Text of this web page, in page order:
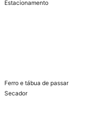
Estacionamento
Ferro e tábua de passar
Secador